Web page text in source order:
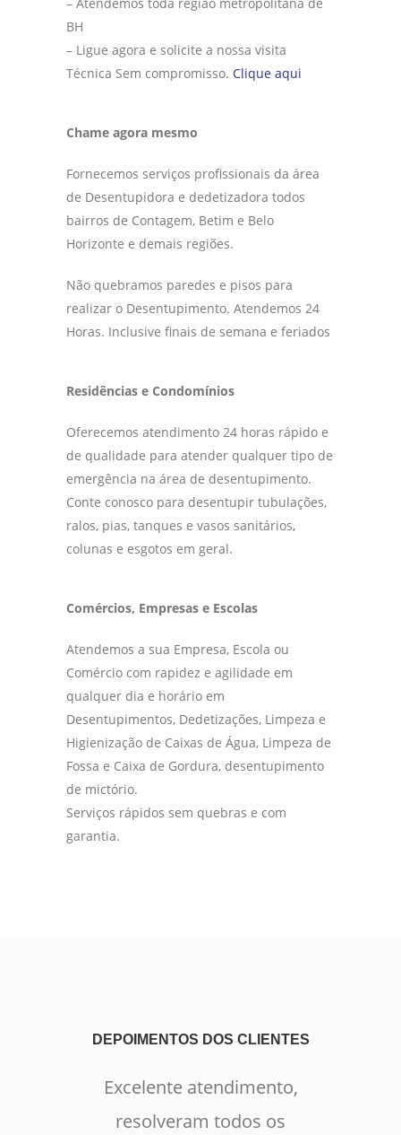
BH
– Ligue agora e solicite a nossa visita
Técnica Sem compromisso. Clique aqui
Chame agora mesmo
Fornecemos serviços profissionais da área
de Desentupidora e dedetizadora todos
bairros de Contagem, Betim e Belo
Horizonte e demais regiões.
Não quebramos paredes e pisos para
realizar o Desentupimento. Atendemos 24
Horas. Inclusive finais de semana e feriados
Residências e Condomínios
Oferecemos atendimento 24 horas rápido e
de qualidade para atender qualquer tipo de
emergência na área de desentupimento.
Conte conosco para desentupir tubulações,
ralos, pias, tanques e vasos sanitários,
colunas e esgotos em geral.
Comércios, Empresas e Escolas
Atendemos a sua Empresa, Escola ou
Comércio com rapidez e agilidade em
qualquer dia e horário em
Desentupimentos, Dedetizações, Limpeza e
Higienização de Caixas de Água, Limpeza de
Fossa e Caixa de Gordura, desentupimento
de mictório.
Serviços rápidos sem quebras e com
garantia.
DEPOIMENTOS DOS CLIENTES
Excelente atendimento,
resolveram todos os